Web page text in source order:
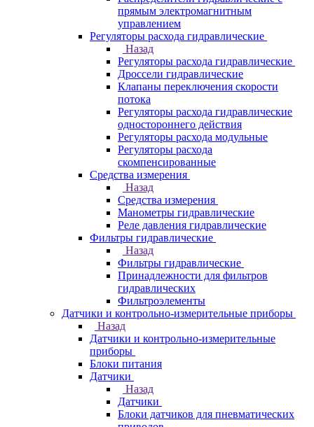
прямым электромагнитным
управлением
Регуляторы расхода гидравлические
Назад
Регуляторы расхода гидравлические
Дроссели гидравлические
Клапаны переключения скорости
потока
Регуляторы расхода гидравлические
одностороннего действия
Регуляторы расхода модульные
Регуляторы расхода
скомпенсированные
Средства измерения
Назад
Средства измерения
Манометры гидравлические
Реле давления гидравлические
Фильтры гидравлические
Назад
Фильтры гидравлические
Принадлежности для фильтров
гидравлических
Фильтроэлементы
Датчики и контрольно-измерительные приборы
Назад
Датчики и контрольно-измерительные
приборы
Блоки питания
Датчики
Назад
Датчики
Блоки датчиков для пневматических